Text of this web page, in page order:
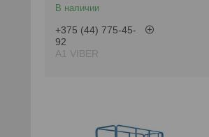
В наличии
+375 (44) 775-45-
92
А1 VIBER